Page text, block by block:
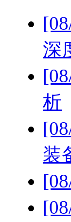
深
析
装